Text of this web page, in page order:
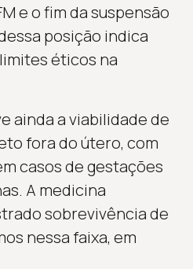
e o fim da suspensão
posição indica
éticos na
ainda a viabilidade de
fora do útero, com
casos de gestações
A medicina
sobrevivência de
nessa faixa, em